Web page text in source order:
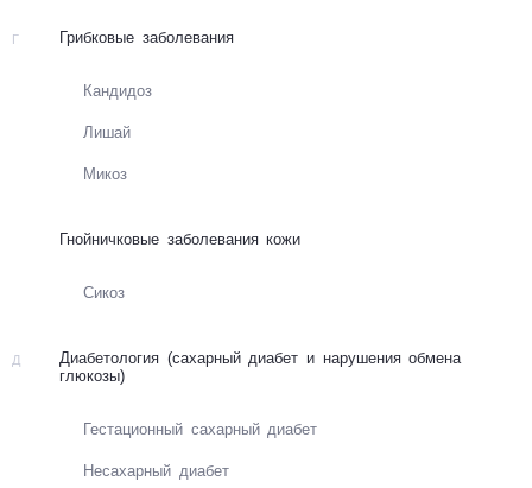
Г Грибковые заболевания
Канди­доз
Лишай
Микоз
Гнойничковые заболевания кожи
Сикоз
Д
Диабетология (сахарный диабет и нарушения обмена
глюкозы)
Гес­та­цион­ный са­хар­ный диа­бет
Не­са­хар­ный диа­бет